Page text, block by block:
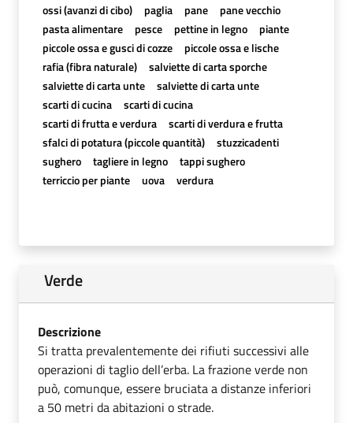
ossi (avanzi di cibo)
paglia pane
pane vecchio
pasta alimentare
pesce pettine in legno
piante
piccole ossa e gusci di cozze
piccole ossa e lische
rafia (fibra naturale)
salviette di carta sporche
salviette di carta unte
salviette di carta unte
scarti di cucina
scarti di cucina
scarti di frutta e verdura
scarti di verdura e frutta
sfalci di potatura (piccole quantità)
stuzzicadenti
sughero
tagliere in legno
tappi sughero
terriccio per piante
uova verdura
Verde
Descrizione
Si tratta prevalentemente dei rifiuti successivi alle
operazioni di taglio dell’erba. La frazione verde non
può, comunque, essere bruciata a distanze inferiori
a 50 metri da abitazioni o strade.